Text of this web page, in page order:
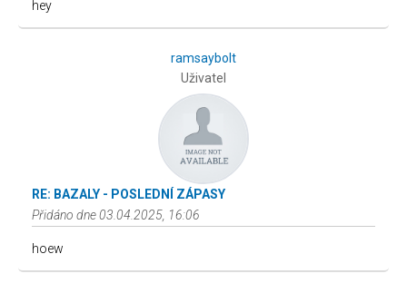
hey
ramsaybolt
Uživatel
RE: BAZALY - POSLEDNÍ ZÁPASY
Přidáno dne 03.04.2025, 16:06
hoew